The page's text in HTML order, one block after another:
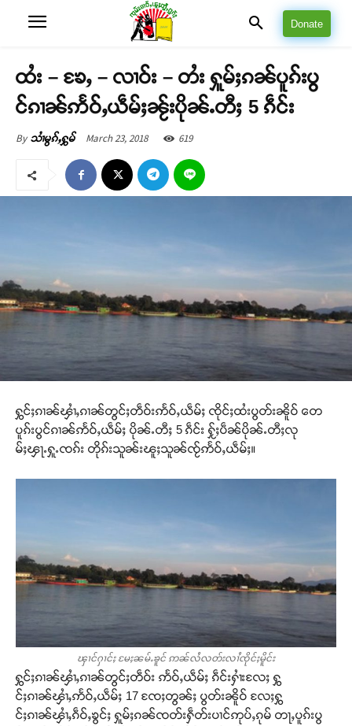
Donate
ထႆး – ၶႄႇ – လၢဝ်း – တႆး ႁူမ်ႈၵၼ်ပူၵ်းပွ
င်ၵၢၼ်ဢႅဝ်ႇယဵမ်ႈၼႂ်းပိုၼ်ႉတီႈ 5 ၵဵင်း
By သၢႆမွၵ်ႇႁွမ် March 23, 2018 619
ႁွင်ႈၵၢၼ်ၾၢႆႇၵၢၼ်တွင်ႈတဵဝ်းဢႅဝ်ႇယဵမ်ႈ ၸိုင်ႈထႆးပွတ်းၼိူဝ် တေ
ပူၵ်းပွင်ၵၢၼ်ဢႅဝ်ႇယဵမ်ႈ ပိုၼ်ႉတီႈ 5 ၵဵင်း ႁႂ်ႈပဵၼ်ပိုၼ်ႉတီႈလု
မ်ႈၾႃႉႁူႉၸၵ်း တိုၵ်းသူၼ်းၽူႈသူၼ်ၸႂ်ဢႅဝ်ႇယဵမ်ႈ။
ၾၢင်ႁၢင်ႈ မႄႈၼမ်ႉၶူင် ဢၼ်လႆလတ်းလၢႆၸိုင်ႈမိူင်း
ႁွင်ႈၵၢၼ်ၾၢႆႇၵၢၼ်တွင်ႈတဵဝ်း ဢႅဝ်ႇယဵမ်ႈ ၵဵင်းႁၢႆးလႄႈ ႁွ
င်ႈၵၢၼ်ၾၢႆႇဢႅဝ်ႇယဵမ်ႈ 17 ၸႄႈတွၼ်ႈ ပွတ်းၼိူဝ် လႄႈႁွ
င်ႈၵၢၼ်ၾၢႆႇၵဵဝ်ႇၶွင်ႈ ႁူမ်ႈၵၼ်ၸတ်းႁဵတ်းပၢင်ဢုပ်ႇၵုမ် တႃႇပူၵ်းပွ